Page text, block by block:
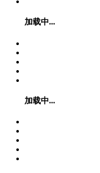
加载中...
加载中...